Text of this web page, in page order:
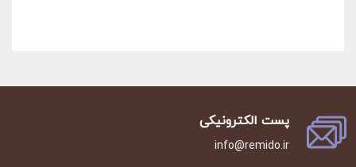
پست الکترونیکی
info@remido.ir